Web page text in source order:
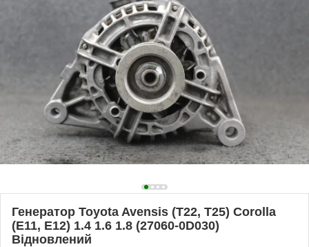
Генератор Toyota Avensis (T22, T25) Corolla
(E11, E12) 1.4 1.6 1.8 (27060-0D030)
Відновлений